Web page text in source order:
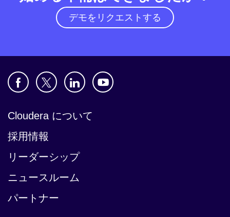
デモをリクエストする
Cloudera について
採用情報
リーダーシップ
ニュースルーム
パートナー